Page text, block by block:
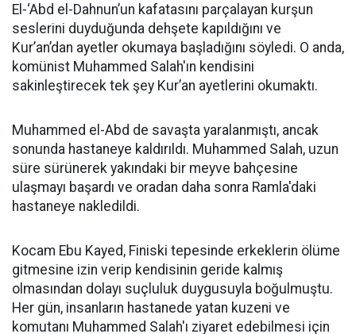
El-‘Abd el-Dahnun’un kafatasını parçalayan kurşun
seslerini duyduğunda dehşete kapıldığını ve
Kur’an’dan ayetler okumaya başladığını söyledi. O anda,
komünist Muhammed Salah'ın kendisini
sakinleştirecek tek şey Kur’an ayetlerini okumaktı.
Muhammed el-Abd de savaşta yaralanmıştı, ancak
sonunda hastaneye kaldırıldı. Muhammed Salah, uzun
süre sürünerek yakındaki bir meyve bahçesine
ulaşmayı başardı ve oradan daha sonra Ramla'daki
hastaneye nakledildi.
Kocam Ebu Kayed, Finiski tepesinde erkeklerin ölüme
gitmesine izin verip kendisinin geride kalmış
olmasından dolayı suçluluk duygusuyla boğulmuştu.
Her gün, insanların hastanede yatan kuzeni ve
komutanı Muhammed Salah'ı ziyaret edebilmesi için